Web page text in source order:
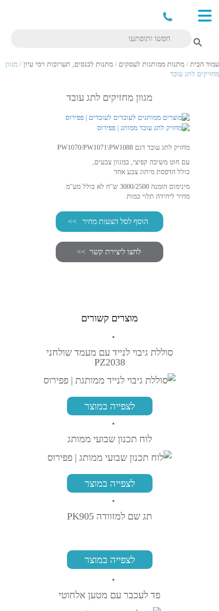
עמוד הבית / מתנות ממותגות לעסקים / מתנות לכנסים, תערוכות וימי עיון / מגוון
מחזיקים לתג עובד
מגוון מחזיקים לתג עובד
מחזיק לתג עובד דגם PW1070/PW1071\PW1088
עם חוט משיכה קפיצי, במגוון צבעים,
כולל הדפסת מיתוג צבע אחד
מינימום הזמנה 3000/2500 ש"ח לא כולל מע"מ
מחיר ליחידה תלוי כמות
הוסף לסל הצעות מחיר
מוצרים קשורים
סוללת גיבוי לנייד עם מעמד שולחני
PZ2038
לצפייה במוצר
לוח תכנון שבועי ממותג
לצפייה במוצר
תג שם למזוודה PK905
לצפייה במוצר
פד לעכבר עם מטען אלחוטי